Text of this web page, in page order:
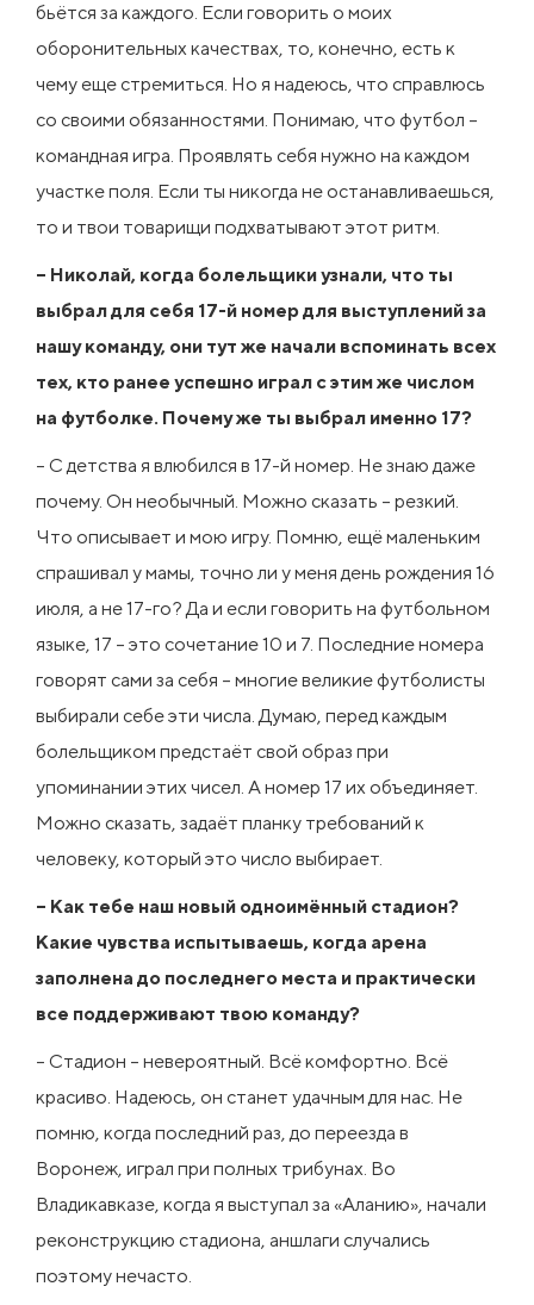
бьётся за каждого. Если говорить о моих
оборонительных качествах, то, конечно, есть к
чему еще стремиться. Но я надеюсь, что справлюсь
со своими обязанностями. Понимаю, что футбол –
командная игра. Проявлять себя нужно на каждом
участке поля. Если ты никогда не останавливаешься,
то и твои товарищи подхватывают этот ритм.
– Николай, когда болельщики узнали, что ты
выбрал для себя 17-й номер для выступлений за
нашу команду, они тут же начали вспоминать всех
тех, кто ранее успешно играл с этим же числом
на футболке. Почему же ты выбрал именно 17?
– С детства я влюбился в 17-й номер. Не знаю даже
почему. Он необычный. Можно сказать – резкий.
Что описывает и мою игру. Помню, ещё маленьким
спрашивал у мамы, точно ли у меня день рождения 16
июля, а не 17-го? Да и если говорить на футбольном
языке, 17 – это сочетание 10 и 7. Последние номера
говорят сами за себя – многие великие футболисты
выбирали себе эти числа. Думаю, перед каждым
болельщиком предстаёт свой образ при
упоминании этих чисел. А номер 17 их объединяет.
Можно сказать, задаёт планку требований к
человеку, который это число выбирает.
– Как тебе наш новый одноимённый стадион?
Какие чувства испытываешь, когда арена
заполнена до последнего места и практически
все поддерживают твою команду?
– Стадион – невероятный. Всё комфортно. Всё
красиво. Надеюсь, он станет удачным для нас. Не
помню, когда последний раз, до переезда в
Воронеж, играл при полных трибунах. Во
Владикавказе, когда я выступал за «Аланию», начали
реконструкцию стадиона, аншлаги случались
поэтому нечасто.